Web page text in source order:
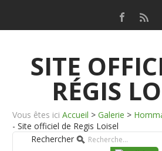
SITE
RÉGIS
Vous êtes ici Accueil > Galerie >
- Site officiel de Regis Loisel
Rechercher